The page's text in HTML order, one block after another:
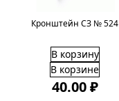
Кронштейн СЗ № 524
В корзину
В корзине
40.00 ₽